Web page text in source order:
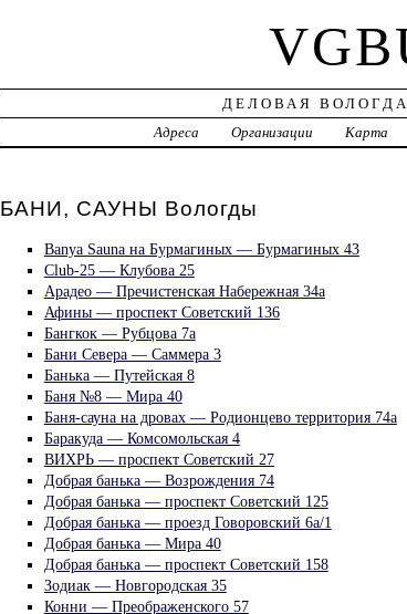
ДЕЛОВАЯ
Адреса
Организации Карта
БАНИ, САУНЫ Вологды
Banya Sauna на Бурмагиных — Бурмагиных 43
Club-25 — Клубова 25
Арадео — Пречистенская Набережная 34а
Афины — проспект Советский 136
Бангкок — Рубцова 7а
Бани Севера — Саммера 3
Банька — Путейская 8
Баня №8 — Мира 40
Баня-сауна на дровах — Родионцево территория 74а
Баракуда — Комсомольская 4
ВИХРЬ — проспект Советский 27
Добрая банька — Возрождения 74
Добрая банька — проспект Советский 125
Добрая банька — проезд Говоровский 6а/1
Добрая банька — Мира 40
Добрая банька — проспект Советский 158
Зодиак — Новгородская 35
Конни — Преображенского 57